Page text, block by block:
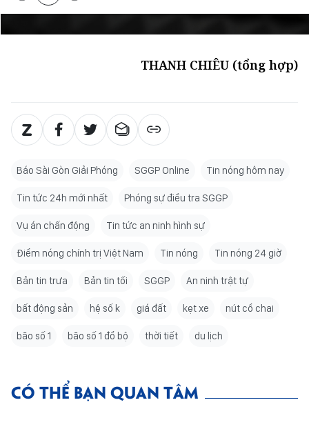
THANH CHIÊU (tổng hợp)
Báo Sài Gòn Giải Phóng SGGP Online Tin nóng hôm nay
Tin tức 24h mới nhất Phóng sự điều tra SGGP
Vụ án chấn động Tin tức an ninh hình sự
Điểm nóng chính trị Việt Nam Tin nóng Tin nóng 24 giờ
Bản tin trưa Bản tin tối SGGP An ninh trật tự
bất động sản hệ số k giá đất kẹt xe nút cổ chai
bão số 1 bão số 1 đổ bộ thời tiết du lịch
CÓ THỂ BẠN QUAN TÂM